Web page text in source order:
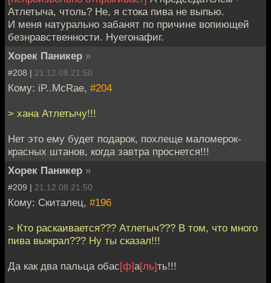
Атлетыча, чтоль? Не, я стока пива не выпью.
И меня натурально забанят по причине вопиющей
безнравственности. Нуегонафиг.
Хорек Паникер »
#208 | 21.12.08 21:50
Кому: iP..McRae, #204
> хана Атлетычу!!!
Нет это ему будет подарок, похлеще маломерок-
красных штанов, когда завтра проснется!!!
Хорек Паникер »
#209 | 21.12.08 21:50
Кому: Скиталец, #196
> Кто раскаивается??? Атлетыч??? В том, что много
пива выжрал??? Ну ты сказал!!!
Да как два пальца обас[ф]а[ль]ть!!!